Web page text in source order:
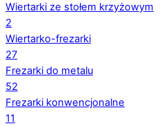
Wiertarki ze stołem krzyżowym
2
Wiertarko-frezarki
27
Frezarki do metalu
52
Frezarki konwencjonalne
11